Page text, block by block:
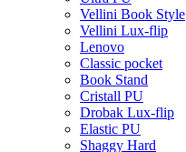
Vellini Book Style
Vellini Lux-flip
Lenovo
Classic pocket
Book Stand
Cristall PU
Drobak Lux-flip
Elastic PU
Shaggy Hard